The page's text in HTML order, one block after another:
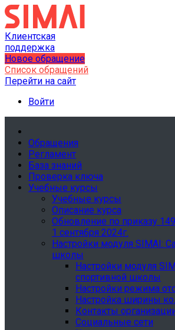
Клиентская
поддержка
Новое обращение
Список обращений
Перейти на сайт
Войти
Обращения
Регламент
База знаний
Проверка ключа
Учебные курсы
Учебные курсы
Описание курса
Обновление по приказу
1 сентября 2024г.
Настройки модуля SIMAI:
школы
Настройки модуля
спортивной школы
Настройки режима
Настройка ширины
Контакты
Социальные сети